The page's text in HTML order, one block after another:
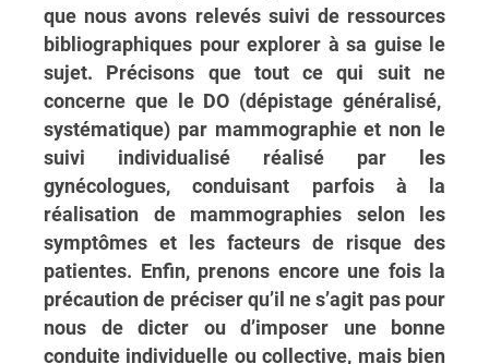
que nous avons relevés suivi de ressources
bibliographiques pour explorer à sa guise le
sujet. Précisons que tout ce qui suit ne
concerne que le DO (dépistage généralisé,
systématique) par mammographie et non le
suivi individualisé réalisé par les
gynécologues, conduisant parfois à la
réalisation de mammographies selon les
symptômes et les facteurs de risque des
patientes. Enfin, prenons encore une fois la
précaution de préciser qu’il ne s’agit pas pour
nous de dicter ou d’imposer une bonne
conduite individuelle ou collective, mais bien